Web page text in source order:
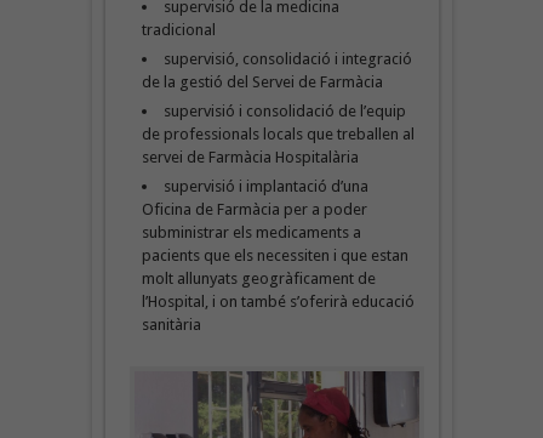
supervisió de la medicina
tradicional
supervisió, consolidació i integració
de la gestió del Servei de Farmàcia
supervisió i consolidació de l’equip
de professionals locals que treballen al
servei de Farmàcia Hospitalària
supervisió i implantació d’una
Oficina de Farmàcia per a poder
subministrar els medicaments a
pacients que els necessiten i que estan
molt allunyats geogràficament de
l’Hospital, i on també s’oferirà educació
sanitària